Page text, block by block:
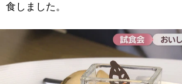
食しました。